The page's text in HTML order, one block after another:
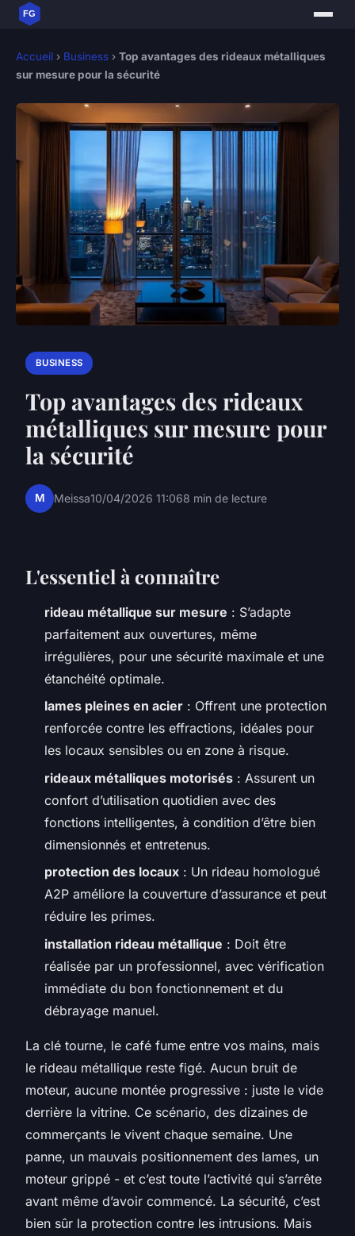
Accueil › Business › Top avantages des rideaux métalliques
sur mesure pour la sécurité
BUSINESS
Top avantages des rideaux
métalliques sur mesure pour
la sécurité
M Meissa10/04/2026 11:068 min de lecture
L'essentiel à connaître
rideau métallique sur mesure : S’adapte
parfaitement aux ouvertures, même
irrégulières, pour une sécurité maximale et une
étanchéité optimale.
lames pleines en acier : Offrent une protection
renforcée contre les effractions, idéales pour
les locaux sensibles ou en zone à risque.
rideaux métalliques motorisés : Assurent un
confort d’utilisation quotidien avec des
fonctions intelligentes, à condition d’être bien
dimensionnés et entretenus.
protection des locaux : Un rideau homologué
A2P améliore la couverture d’assurance et peut
réduire les primes.
installation rideau métallique : Doit être
réalisée par un professionnel, avec vérification
immédiate du bon fonctionnement et du
débrayage manuel.
La clé tourne, le café fume entre vos mains, mais
le rideau métallique reste figé. Aucun bruit de
moteur, aucune montée progressive : juste le vide
derrière la vitrine. Ce scénario, des dizaines de
commerçants le vivent chaque semaine. Une
panne, un mauvais positionnement des lames, un
moteur grippé - et c’est toute l’activité qui s’arrête
avant même d’avoir commencé. La sécurité, c’est
bien sûr la protection contre les intrusions. Mais